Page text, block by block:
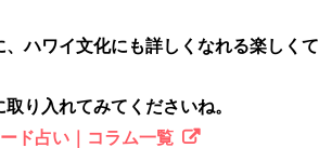
ハワイ文化にも詳しくなれる楽しくて
り入れてみてくださいね。
ド占い｜コラム一覧